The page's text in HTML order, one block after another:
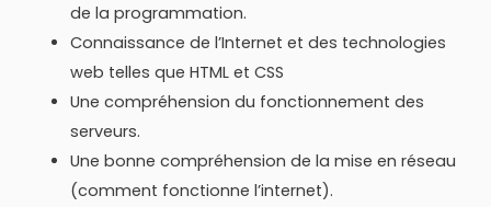
de la programmation.
Connaissance de l’Internet et des technologies
web telles que HTML et CSS
Une compréhension du fonctionnement des
serveurs.
Une bonne compréhension de la mise en réseau
(comment fonctionne l’internet).